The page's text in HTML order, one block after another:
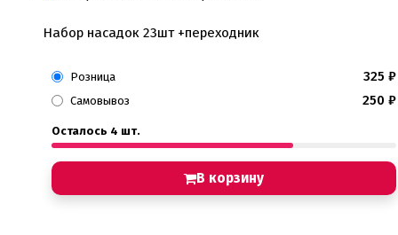
Набор насадок 23шт +переходник
Розница 325 ₽
Самовывоз 250 ₽
Осталось 4 шт.
В корзину